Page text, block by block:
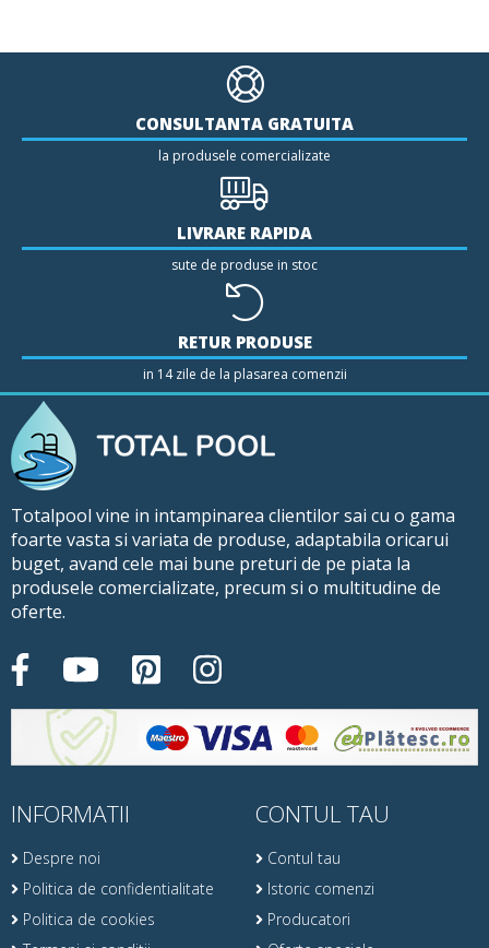
CONSULTANTA GRATUITA
la produsele comercializate
LIVRARE RAPIDA
sute de produse in stoc
RETUR PRODUSE
in 14 zile de la plasarea comenzii
Totalpool vine in intampinarea clientilor sai cu o gama
foarte vasta si variata de produse, adaptabila oricarui
buget, avand cele mai bune preturi de pe piata la
produsele comercializate, precum si o multitudine de
oferte.
INFORMATII
Despre noi
Politica de confidentialitate
Politica de cookies
CONTUL TAU
Contul tau
Istoric comenzi
Producatori